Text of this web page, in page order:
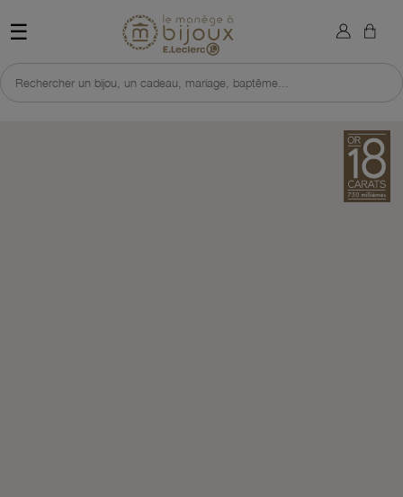
☰ Retour à l'accueil du site
Rechercher un bijou, un cadeau, mariage, baptême...
×